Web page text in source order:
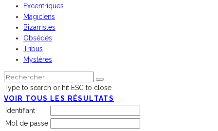
Excentriques
Magiciens
Bizarristes
Obsédés
Tribus
Mystères
Type to search or hit ESC to close
VOIR TOUS LES RÉSULTATS
Identifiant
Mot de passe